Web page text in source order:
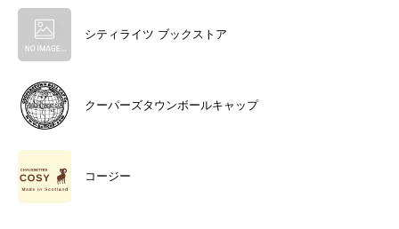
シティライツ ブックストア
クーパーズタウンボールキャップ
コージー